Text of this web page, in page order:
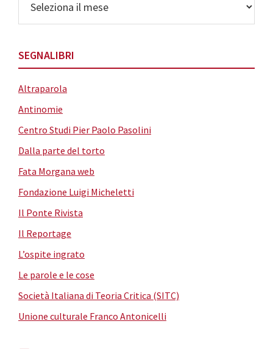
SEGNALIBRI
Altraparola
Antinomie
Centro Studi Pier Paolo Pasolini
Dalla parte del torto
Fata Morgana web
Fondazione Luigi Micheletti
Il Ponte Rivista
Il Reportage
L’ospite ingrato
Le parole e le cose
Società Italiana di Teoria Critica (SITC)
Unione culturale Franco Antonicelli